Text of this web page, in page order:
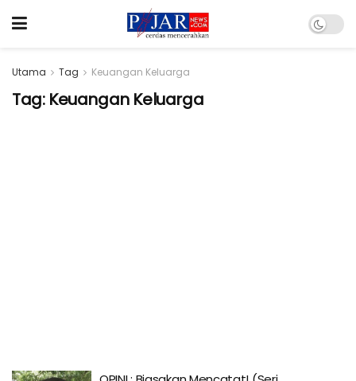
Utama Tag Keuangan Keluarga
Tag: Keuangan Keluarga